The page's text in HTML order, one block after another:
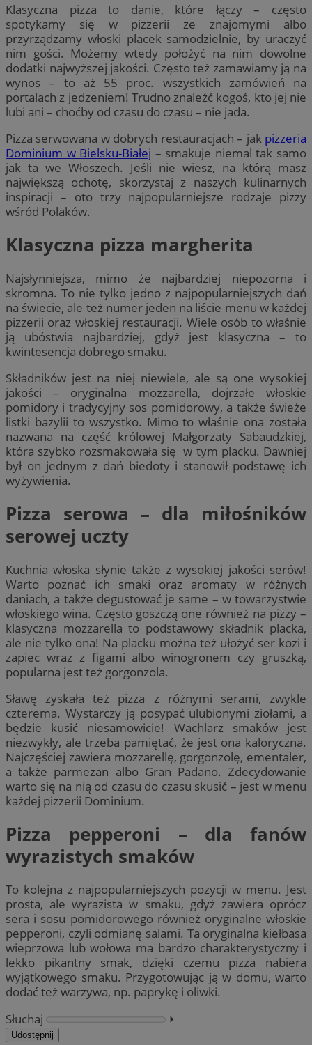
Klasyczna pizza to danie, które łączy – często
spotykamy się w pizzerii ze znajomymi albo
przyrządzamy włoski placek samodzielnie, by uraczyć
nim gości. Możemy wtedy położyć na nim dowolne
dodatki najwyższej jakości. Często też zamawiamy ją na
wynos – to aż 55 proc. wszystkich zamówień na
portalach z jedzeniem! Trudno znaleźć kogoś, kto jej nie
lubi ani – choćby od czasu do czasu – nie jada.
Pizza serwowana w dobrych restauracjach – jak pizzeria
Dominium w Bielsku-Białej – smakuje niemal tak samo
jak ta we Włoszech. Jeśli nie wiesz, na którą masz
największą ochotę, skorzystaj z naszych kulinarnych
inspiracji – oto trzy najpopularniejsze rodzaje pizzy
wśród Polaków.
Klasyczna pizza margherita
Najsłynniejsza, mimo że najbardziej niepozorna i
skromna. To nie tylko jedno z najpopularniejszych dań
na świecie, ale też numer jeden na liście menu w każdej
pizzerii oraz włoskiej restauracji. Wiele osób to właśnie
ją ubóstwia najbardziej, gdyż jest klasyczna – to
kwintesencja dobrego smaku.
Składników jest na niej niewiele, ale są one wysokiej
jakości – oryginalna mozzarella, dojrzałe włoskie
pomidory i tradycyjny sos pomidorowy, a także świeże
listki bazylii to wszystko. Mimo to właśnie ona została
nazwana na część królowej Małgorzaty Sabaudzkiej,
która szybko rozsmakowała się w tym placku. Dawniej
był on jednym z dań biedoty i stanowił podstawę ich
wyżywienia.
Pizza serowa – dla miłośników
serowej uczty
Kuchnia włoska słynie także z wysokiej jakości serów!
Warto poznać ich smaki oraz aromaty w różnych
daniach, a także degustować je same – w towarzystwie
włoskiego wina. Często goszczą one również na pizzy –
klasyczna mozzarella to podstawowy składnik placka,
ale nie tylko ona! Na placku można też ułożyć ser kozi i
zapiec wraz z figami albo winogronem czy gruszką,
popularna jest też gorgonzola.
Sławę zyskała też pizza z różnymi serami, zwykle
czterema. Wystarczy ją posypać ulubionymi ziołami, a
będzie kusić niesamowicie! Wachlarz smaków jest
niezwykły, ale trzeba pamiętać, że jest ona kaloryczna.
Najczęściej zawiera mozzarellę, gorgonzolę, ementaler,
a także parmezan albo Gran Padano. Zdecydowanie
warto się na nią od czasu do czasu skusić – jest w menu
każdej pizzerii Dominium.
Pizza pepperoni – dla fanów
wyrazistych smaków
To kolejna z najpopularniejszych pozycji w menu. Jest
prosta, ale wyrazista w smaku, gdyż zawiera oprócz
sera i sosu pomidorowego również oryginalne włoskie
pepperoni, czyli odmianę salami. Ta oryginalna kiełbasa
wieprzowa lub wołowa ma bardzo charakterystyczny i
lekko pikantny smak, dzięki czemu pizza nabiera
wyjątkowego smaku. Przygotowując ją w domu, warto
dodać też warzywa, np. paprykę i oliwki.
Słuchaj
⏵︎
Udostępnij